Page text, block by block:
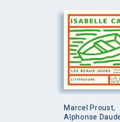
Marcel Proust,
Alphonse